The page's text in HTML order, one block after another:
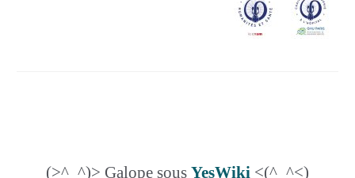
(>^_^)> Galope sous YesWiki <(^_^<)